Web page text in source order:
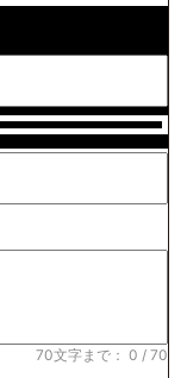
70文字まで： 0 / 70